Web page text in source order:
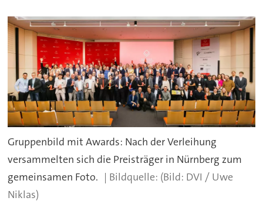
Gruppenbild mit Awards: Nach der Verleihung
versammelten sich die Preisträger in Nürnberg zum
gemeinsamen Foto.
(Bild: DVI / Uwe
Niklas)